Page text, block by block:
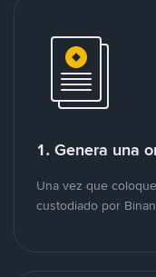
1. Genera una
Una vez que
custodiado por